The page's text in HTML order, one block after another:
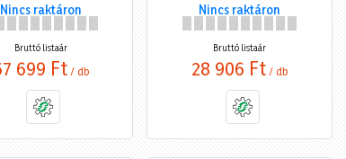
Nincs raktáron
Bruttó listaár
699 Ft / db
Nincs raktáron
Bruttó listaár
28 906 Ft / db